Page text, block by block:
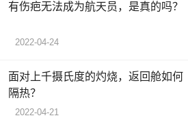
有伤疤无法成为航天员，是真的吗？
2022-04-24
面对上千摄氏度的灼烧，返回舱如何
隔热？
2022-04-21